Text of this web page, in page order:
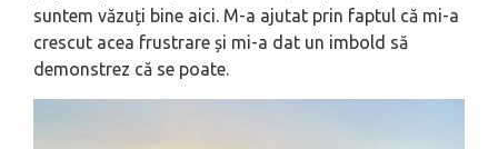
suntem văzuți bine aici. M-a ajutat prin faptul că mi-a
crescut acea frustrare și mi-a dat un imbold să
demonstrez că se poate.